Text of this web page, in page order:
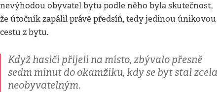
nevýhodou obyvatel bytu podle něho byla skutečnost,
že útočník zapálil právě předsíň, tedy jedinou únikovou
cestu z bytu.
Když hasiči přijeli na místo, zbývalo přesně
sedm minut do okamžiku, kdy se byt stal zcela
neobyvatelným.